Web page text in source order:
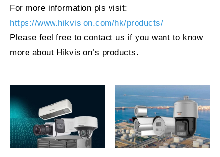
For more information pls visit:
https://www.hikvision.com/hk/products/
Please feel free to contact us if you want to know
more about Hikvision’s products.